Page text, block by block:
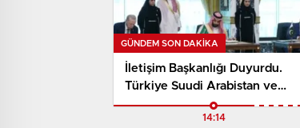
GÜNDEM SON DAKİKA
İletişim Başkanlığı Duyurdu.
Türkiye Suudi Arabistan ve
Pakistan Arasında Mekke
Anlaşması İmzalandı
14:14